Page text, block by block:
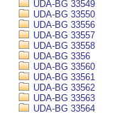
UDA-BG 33549
UDA-BG 33550
UDA-BG 33556
UDA-BG 33557
UDA-BG 33558
UDA-BG 3356
UDA-BG 33560
UDA-BG 33561
UDA-BG 33562
UDA-BG 33563
UDA-BG 33564